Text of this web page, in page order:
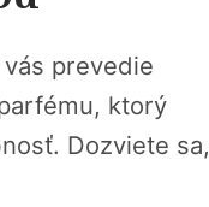
prevedie
ktorý
Dozviete sa,